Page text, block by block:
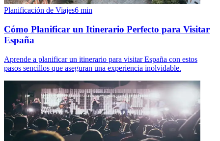
Planificación de Viajes6 min
Cómo Planificar un Itinerario Perfecto para Visitar
España
Aprende a planificar un itinerario para visitar España con estos
pasos sencillos que aseguran una experiencia inolvidable.